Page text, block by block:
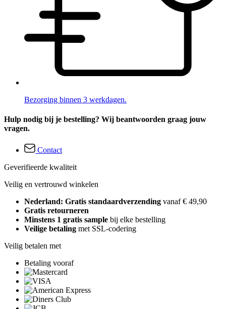
Bezorging binnen 3 werkdagen.
Hulp nodig bij je bestelling? Wij beantwoorden graag jouw
vragen.
Contact
Geverifieerde kwaliteit
Veilig en vertrouwd winkelen
Nederland: Gratis standaardverzending vanaf € 49,90
Gratis retourneren
Minstens 1 gratis sample bij elke bestelling
Veilige betaling met SSL-codering
Veilig betalen met
Betaling vooraf